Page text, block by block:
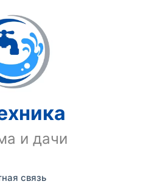
и дачи
связь